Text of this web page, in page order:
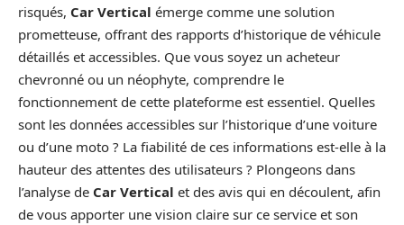
risqués, Car Vertical émerge comme une solution
prometteuse, offrant des rapports d’historique de véhicule
détaillés et accessibles. Que vous soyez un acheteur
chevronné ou un néophyte, comprendre le
fonctionnement de cette plateforme est essentiel. Quelles
sont les données accessibles sur l’historique d’une voiture
ou d’une moto ? La fiabilité de ces informations est-elle à la
hauteur des attentes des utilisateurs ? Plongeons dans
l’analyse de Car Vertical et des avis qui en découlent, afin
de vous apporter une vision claire sur ce service et son